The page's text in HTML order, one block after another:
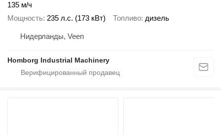
135 м/ч
Мощность 235 л.с. (173 кВт) Топливо дизель
Нидерланды, Veen
Homborg Industrial Machinery